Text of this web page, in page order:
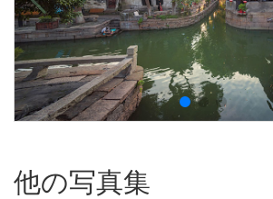
他の写真集